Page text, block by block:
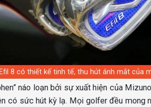
8 có thiết kế tinh tế, thu hút ánh mắt của
náo loạn bởi sự xuất hiện của
có sức hút kỳ lạ. Mọi golfer đều mong